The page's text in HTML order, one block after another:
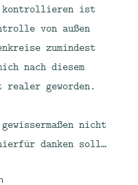
kontrollieren ist
von außen
zumindest
nach diesem
geworden.
nicht
danken soll…